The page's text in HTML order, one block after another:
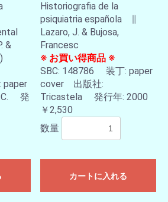
&
発
Historiografia de la
psiquiatria española ∥
Lazaro, J. & Bujosa,
Francesc
※ お買い得商品 ※
SBC: 148786 装丁: paper
cover 出版社:
Tricastela 発行年: 2000
￥2,530
数量
カートに入れる